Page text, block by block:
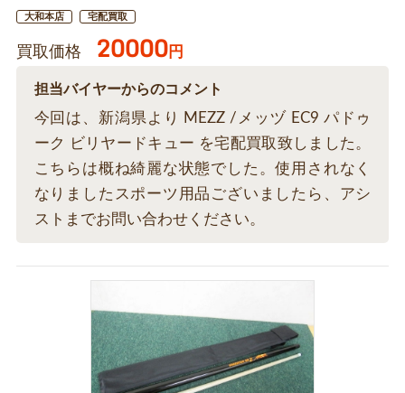
大和本店 宅配買取
買取価格 20000円
担当バイヤーからのコメント
今回は、新潟県より MEZZ /メッヅ EC9 パドゥ
ーク ビリヤードキュー を宅配買取致しました。
こちらは概ね綺麗な状態でした。使用されなく
なりましたスポーツ用品ございましたら、アシ
ストまでお問い合わせください。